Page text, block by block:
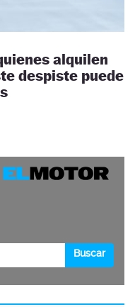
alquilen
despiste puede